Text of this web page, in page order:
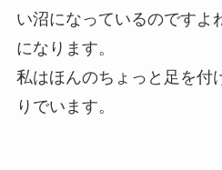
い沼になっているのですよ
になります。
私はほんのちょっと足を付
りでいます。